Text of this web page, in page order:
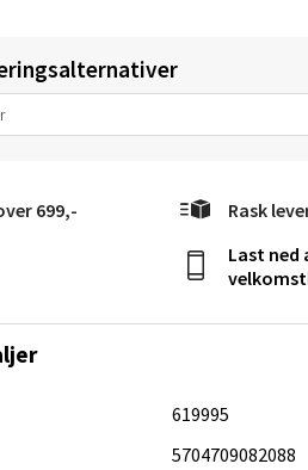
699,- Rask
Last ned
619995
5704709082088